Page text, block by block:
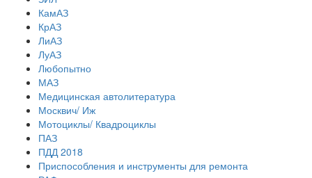
КамАЗ
КрАЗ
ЛиАЗ
ЛуАЗ
Любопытно
МАЗ
Медицинская автолитература
Москвич/ Иж
Мотоциклы/ Квадроциклы
ПАЗ
ПДД 2018
Приспособления и инструменты для ремонта